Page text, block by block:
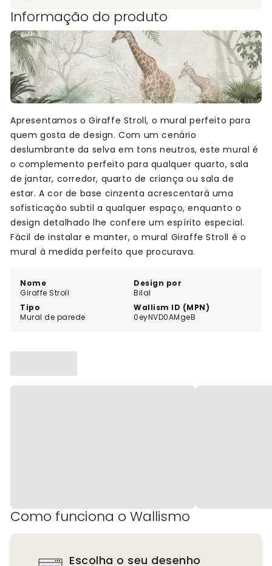
Informação do produto
Nome
Giraffe Stroll
Design por
Bilal
Tipo
Mural de parede
Wallism ID (MPN)
0eyNVD0AMgeB
Apresentamos o Giraffe Stroll, o mural perfeito para
quem gosta de design. Com um cenário
deslumbrante da selva em tons neutros, este mural é
o complemento perfeito para qualquer quarto, sala
de jantar, corredor, quarto de criança ou sala de
estar. A cor de base cinzenta acrescentará uma
sofisticação subtil a qualquer espaço, enquanto o
design detalhado lhe confere um espírito especial.
Fácil de instalar e manter, o mural Giraffe Stroll é o
mural à medida perfeito que procurava.
Como funciona o Wallismo
Escolha o seu desenho